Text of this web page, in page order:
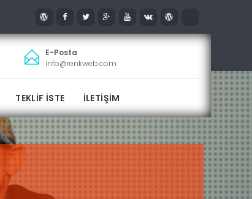
E-Posta
info@renkweb.com
TEKLİF İSTE İLETİŞİM